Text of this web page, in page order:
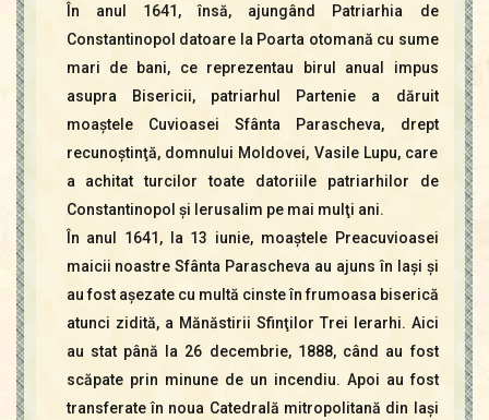
În anul 1641, însă, ajungând Patriarhia de
Constantinopol datoare la Poarta otomană cu sume
mari de bani, ce reprezentau birul anual impus
asupra Bisericii, patriarhul Partenie a dăruit
moaştele Cuvioasei Sfânta Parascheva, drept
recunoştinţă, domnului Moldovei, Vasile Lupu, care
a achitat turcilor toate datoriile patriarhilor de
Constantinopol şi Ierusalim pe mai mulţi ani.
În anul 1641, la 13 iunie, moaştele Preacuvioasei
maicii noastre Sfânta Parascheva au ajuns în Iaşi şi
au fost aşezate cu multă cinste în frumoasa biserică
atunci zidită, a Mănăstirii Sfinţilor Trei Ierarhi. Aici
au stat până la 26 decembrie, 1888, când au fost
scăpate prin minune de un incendiu. Apoi au fost
transferate în noua Catedrală mitropolitană din Iaşi